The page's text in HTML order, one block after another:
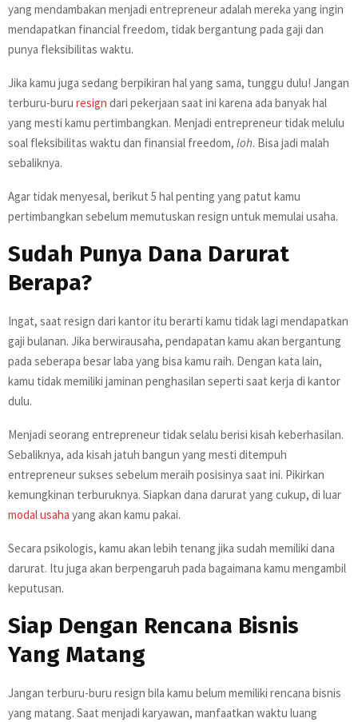
yang mendambakan menjadi entrepreneur adalah mereka yang ingin
mendapatkan financial freedom, tidak bergantung pada gaji dan
punya fleksibilitas waktu.
Jika kamu juga sedang berpikiran hal yang sama, tunggu dulu! Jangan
terburu-buru resign dari pekerjaan saat ini karena ada banyak hal
yang mesti kamu pertimbangkan. Menjadi entrepreneur tidak melulu
soal fleksibilitas waktu dan finansial freedom, loh. Bisa jadi malah
sebaliknya.
Agar tidak menyesal, berikut 5 hal penting yang patut kamu
pertimbangkan sebelum memutuskan resign untuk memulai usaha.
Sudah Punya Dana Darurat
Berapa?
Ingat, saat resign dari kantor itu berarti kamu tidak lagi mendapatkan
gaji bulanan. Jika berwirausaha, pendapatan kamu akan bergantung
pada seberapa besar laba yang bisa kamu raih. Dengan kata lain,
kamu tidak memiliki jaminan penghasilan seperti saat kerja di kantor
dulu.
Menjadi seorang entrepreneur tidak selalu berisi kisah keberhasilan.
Sebaliknya, ada kisah jatuh bangun yang mesti ditempuh
entrepreneur sukses sebelum meraih posisinya saat ini. Pikirkan
kemungkinan terburuknya. Siapkan dana darurat yang cukup, di luar
modal usaha yang akan kamu pakai.
Secara psikologis, kamu akan lebih tenang jika sudah memiliki dana
darurat. Itu juga akan berpengaruh pada bagaimana kamu mengambil
keputusan.
Siap Dengan Rencana Bisnis
Yang Matang
Jangan terburu-buru resign bila kamu belum memiliki rencana bisnis
yang matang. Saat menjadi karyawan, manfaatkan waktu luang